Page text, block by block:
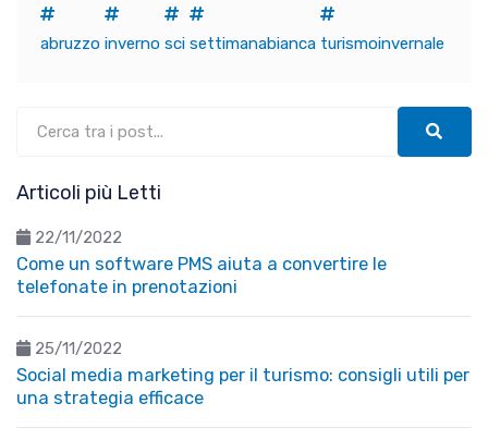
abruzzo inverno sci settimanabianca turismoinvernale
Articoli più Letti
22/11/2022
Come un software PMS aiuta a convertire le
telefonate in prenotazioni
25/11/2022
Social media marketing per il turismo: consigli utili per
una strategia efficace